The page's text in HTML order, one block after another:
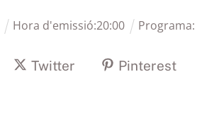
Hora d'emissió:20:00 Programa:
Twitter Pinterest